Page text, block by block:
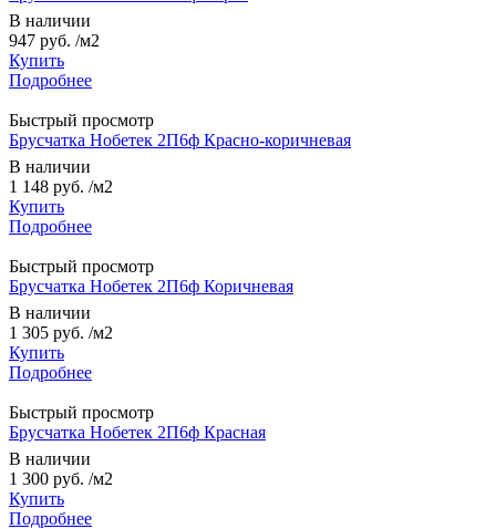
В наличии
947 руб. /м2
Купить
Подробнее
Быстрый просмотр
Брусчатка Нобетек 2П6ф Красно-коричневая
В наличии
1 148 руб. /м2
Купить
Подробнее
Быстрый просмотр
Брусчатка Нобетек 2П6ф Коричневая
В наличии
1 305 руб. /м2
Купить
Подробнее
Быстрый просмотр
Брусчатка Нобетек 2П6ф Красная
В наличии
1 300 руб. /м2
Купить
Подробнее